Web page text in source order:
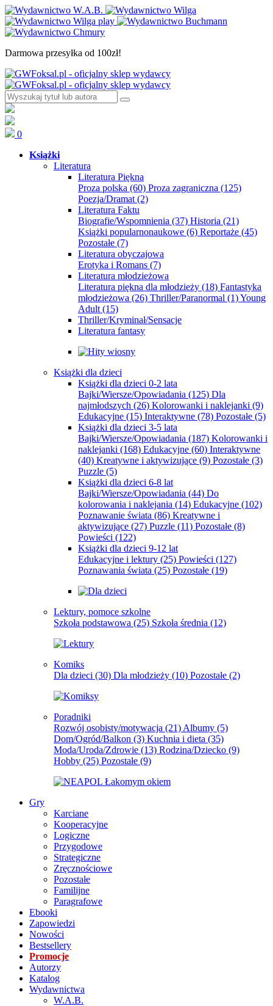
Darmowa przesyłka od 100zł!
0
Książki
Literatura
Literatura Piękna
Proza polska (60) Proza zagraniczna (125)
Poezja/Dramat (2)
Literatura Faktu
Biografie/Wspomnienia (37) Historia (21)
Książki popularnonaukowe (6) Reportaże (45)
Pozostałe (7)
Literatura obyczajowa
Erotyka i Romans (7)
Literatura młodzieżowa
Literatura piękna dla młodzieży (18) Fantastyka
młodzieżowa (26) Thriller/Paranormal (1)Young
Adult (15)
Thriller/Kryminał/Sensacje
Literatura fantasy
Książki dla dzieci
Książki dla dzieci 0-2 lata
Bajki/Wiersze/Opowiadania (125) Dla
najmłodszych (26) Kolorowanki i naklejanki (9)
Edukacyjne (15) Interaktywne (78) Pozostałe (5)
Książki dla dzieci 3-5 lata
Bajki/Wiersze/Opowiadania (187) Kolorowanki i
naklejanki (168) Edukacyjne (60) Interaktywne
(40) Kreatywne i aktywizujące (9) Pozostałe (3)
Puzzle (5)
Książki dla dzieci 6-8 lat
Bajki/Wiersze/Opowiadania (44) Do
kolorowania i naklejania (14) Edukacyjne (102)
Poznawanie świata (86) Kreatywne i
aktywizujące (27) Puzzle (11) Pozostałe (8)
Powieści (122)
Książki dla dzieci 9-12 lat
Edukacyjne i lektury (25) Powieści (127)
Poznawania świata (25) Pozostałe (19)
Lektury, pomoce szkolne
Szkoła podstawowa (25) Szkoła średnia (12)
Komiks
Dla dzieci (30) Dla młodzieży (10) Pozostałe (2)
Poradniki
Rozwój osobisty/motywacja (21) Albumy (5)
Dom/Ogród/Balkon (3) Kuchnia i dieta (35)
Moda/Uroda/Zdrowie (13) Rodzina/Dziecko (9)
Hobby (25) Pozostałe (9)
Gry
Karciane
Kooperacyjne
Logiczne
Przygodowe
Strategiczne
Zręcznościowe
Pozostałe
Familijne
Paragrafowe
Ebooki
Zapowiedzi
Nowości
Bestsellery
Promocje
Autorzy
Katalog
Wydawnictwa
W.A.B.